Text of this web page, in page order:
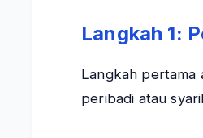
Langkah 1:
Langkah pertama
peribadi atau